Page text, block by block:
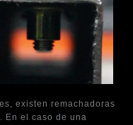
existen remachadoras
En el caso de una